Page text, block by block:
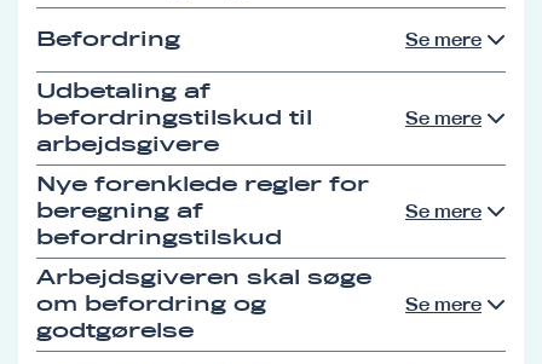
Befordring Se mere
Udbetaling af
befordringstilskud til
arbejdsgivere
Se mere
Nye forenklede regler for
beregning af
befordringstilskud
Se mere
Arbejdsgiveren skal søge
om befordring og
godtgørelse
Se mere